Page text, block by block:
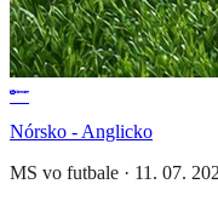
Nórsko - Anglicko
MS vo futbale · 11. 07.